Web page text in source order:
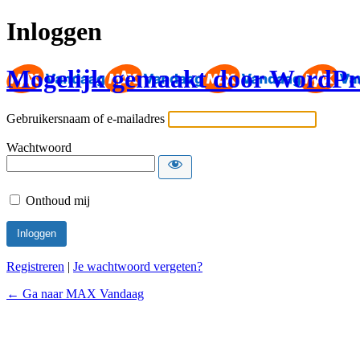
Inloggen
Mogelijk gemaakt door
Gebruikersnaam of e-mailadres
Wachtwoord
Onthoud mij
Registreren | Je wachtwoord vergeten?
← Ga naar MAX Vandaag